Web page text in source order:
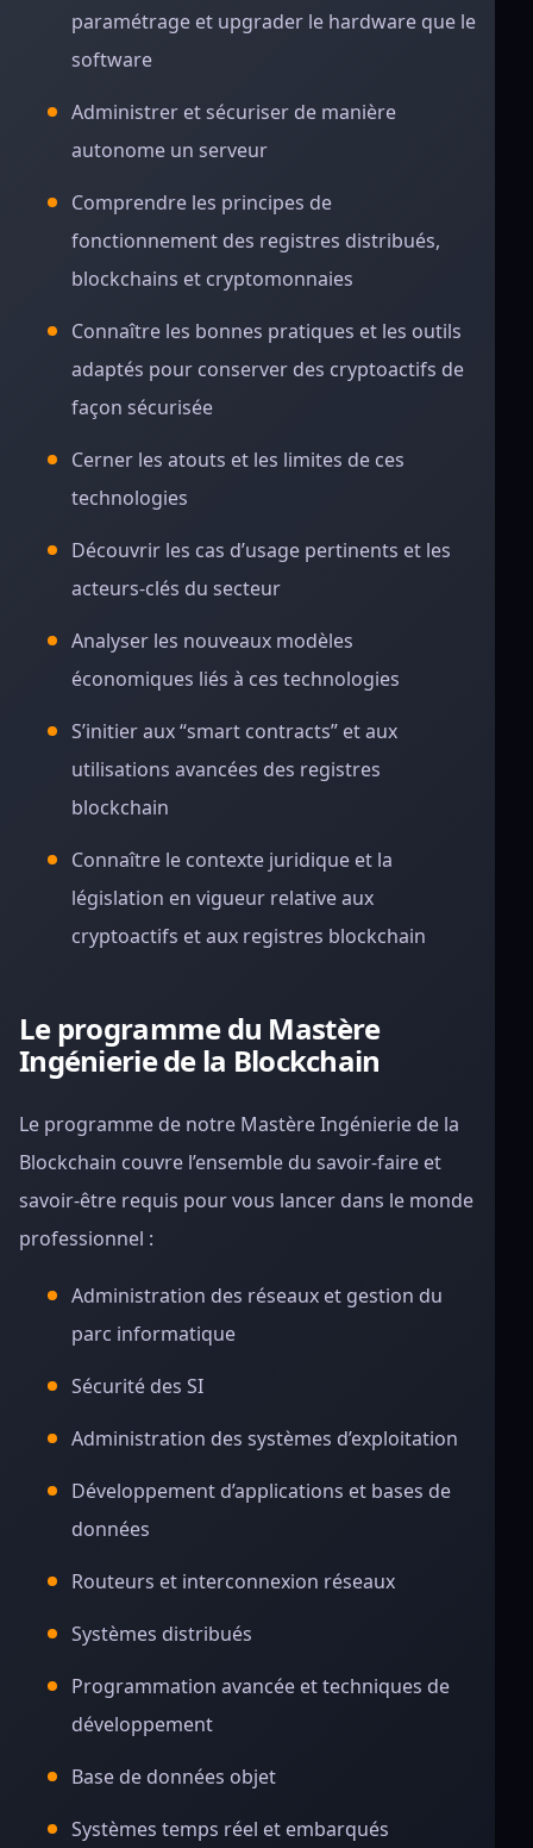
paramétrage et upgrader le hardware que le
software
Administrer et sécuriser de manière
autonome un serveur
Comprendre les principes de
fonctionnement des registres distribués,
blockchains et cryptomonnaies
Connaître les bonnes pratiques et les outils
adaptés pour conserver des cryptoactifs de
façon sécurisée
Cerner les atouts et les limites de ces
technologies
Découvrir les cas d’usage pertinents et les
acteurs-clés du secteur
Analyser les nouveaux modèles
économiques liés à ces technologies
S’initier aux “smart contracts” et aux
utilisations avancées des registres
blockchain
Connaître le contexte juridique et la
législation en vigueur relative aux
cryptoactifs et aux registres blockchain
Le programme du Mastère
Ingénierie de la Blockchain
Le programme de notre Mastère Ingénierie de la
Blockchain couvre l’ensemble du savoir-faire et
savoir-être requis pour vous lancer dans le monde
professionnel :
Administration des réseaux et gestion du
parc informatique
Sécurité des SI
Administration des systèmes d’exploitation
Développement d’applications et bases de
données
Routeurs et interconnexion réseaux
Systèmes distribués
Programmation avancée et techniques de
développement
Base de données objet
Systèmes temps réel et embarqués